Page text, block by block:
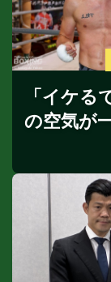
「イケる
の空気が